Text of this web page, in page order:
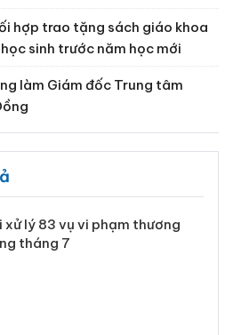
hợp trao tặng sách giáo khoa
sinh trước năm học mới
làm Giám đốc Trung tâm
xử lý 83 vụ vi phạm thương
tháng 7